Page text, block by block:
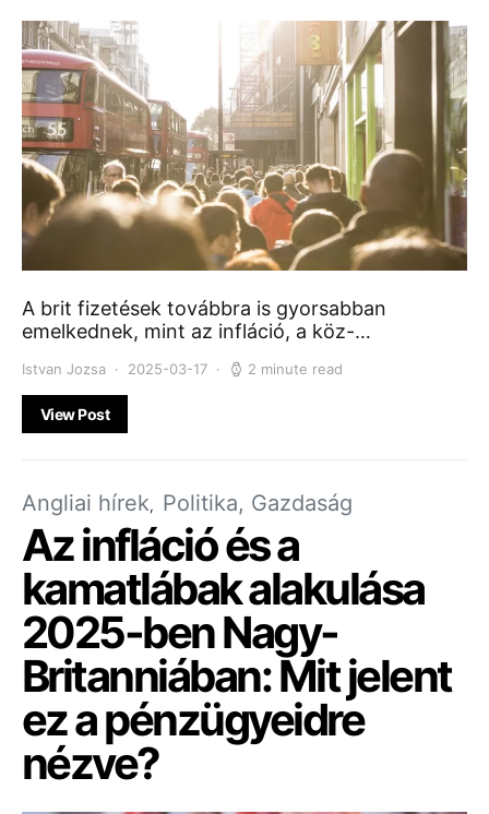
A brit fizetések továbbra is gyorsabban
emelkednek, mint az infláció, a köz-…
Istvan Jozsa 2025-03-17 2 minute read
View Post
Angliai hírek Politika, Gazdaság
Az infláció és a
kamatlábak alakulása
2025-ben Nagy-
Britanniában: Mit jelent
ez a pénzügyeidre
nézve?